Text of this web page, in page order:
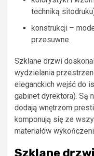
techniką
konstrukcji –
przesuwne.
Szklane drzwi
wydzielania
eleganckich wejść do
gabinet dyrektora). Są
dodają wnętrzom
komponują się ze
materiałów
Szklane